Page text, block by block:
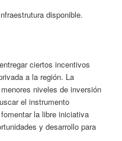
disponible.
ciertos incentivos
a la región. La
niveles de inversión
el instrumento
la libre iniciativa
y desarrollo para